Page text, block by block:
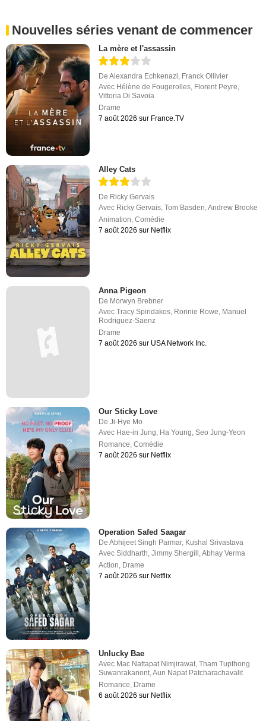
Nouvelles séries venant de commencer
La mère et l'assassin
DeAlexandra Echkenazi, Franck Ollivier
Avec Hélène de Fougerolles, Florent Peyre,
Vittoria Di Savoia
Drame
7 août 2026 sur France.TV
Alley Cats
De Ricky Gervais
Avec Ricky Gervais,Tom Basden,Andrew Brooke
Animation,Comédie
7 août 2026 sur Netflix
Anna Pigeon
De Morwyn Brebner
AvecTracy Spiridakos Ronnie Rowe Manuel
Rodriguez-Saenz
Drame
7 août 2026 sur USA Network Inc.
Our Sticky Love
DeJi-Hye Mo
Avec Hae-in Jung, Ha Young,Seo Jung-Yeon
Romance,Comédie
7 août 2026 sur Netflix
Operation Safed Saagar
DeAbhijeet Singh Parmar, Kushal Srivastava
AvecSiddharth,Jimmy Shergill ,Abhay Verma
Action, Drame
7 août 2026 sur Netflix
Unlucky Bae
Avec Mac Nattapat Nimjirawat ,Tham Tupthong
Suwanrakanont ,Aun Napat Patcharachavalit
Romance Drame
6 août 2026 sur Netflix